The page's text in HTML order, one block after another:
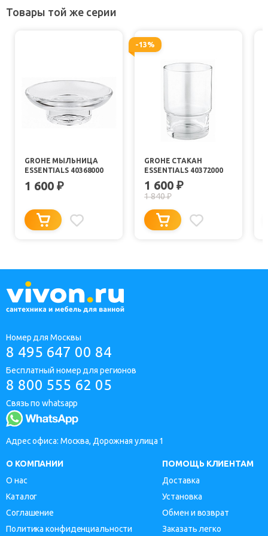
Товары той же серии
GROHE МЫЛЬНИЦА
ESSENTIALS 40368000
1 600 ₽
-13%
GROHE СТАКАН
ESSENTIALS 40372000
1 600 ₽
1 840₽
Номер для Москвы
8 495 647 00 84
Бесплатный номер для регионов
8 800 555 62 05
Связь по whatsapp
Адрес офиса: Москва, Дорожная улица 1
О КОМПАНИИ
О нас
Каталог
Соглашение
Политика конфиденциальности
ПОМОЩЬ КЛИЕНТАМ
Доставка
Установка
Обмен и возврат
Заказать легко